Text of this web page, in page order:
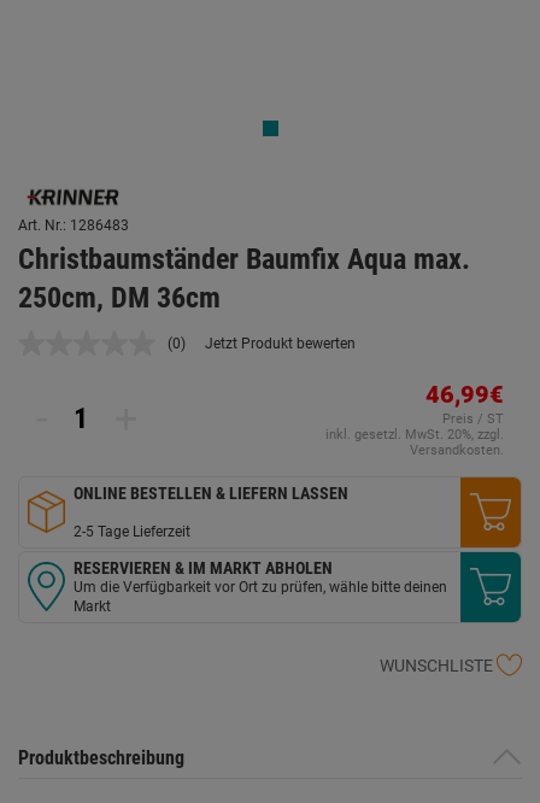
Art. Nr.: 1286483
Christbaumständer Baumfix Aqua max.
250cm, DM 36cm
Kein
(0) Jetzt Produkt bewerten
46,99€
Preis / ST
inkl. gesetzl. MwSt. 20%, zzgl.
Versandkosten.
ONLINE BESTELLEN & LIEFERN LASSEN
2-5 Tage Lieferzeit
RESERVIEREN & IM MARKT ABHOLEN
Um die Verfügbarkeit vor Ort zu prüfen, wähle bitte deinen
Markt
WUNSCHLISTE
Produktbeschreibung